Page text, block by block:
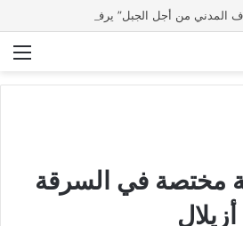
مختصة في السرقة